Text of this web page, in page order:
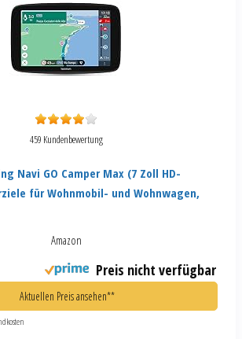
459 Kundenbewertung
Navi GO Camper Max (7 Zoll HD-
für Wohnmobil- und Wohnwagen,
Amazon
Preis nicht verfügbar
Aktuellen Preis ansehen**